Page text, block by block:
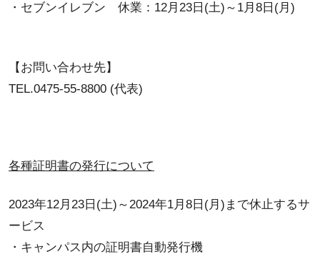
・セブンイレブン 休業：12月23日(土)～1月8日(月)
【お問い合わせ先】
TEL.0475-55-8800 (代表)
各種証明書の発行について
2023年12月23日(土)～2024年1月8日(月)まで休止するサ
ービス
・キャンパス内の証明書自動発行機